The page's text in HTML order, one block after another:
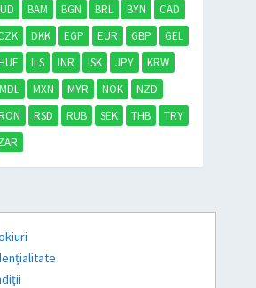
BAM BGN BRL BYN
CAD
DKK EGP EUR GBP
GEL
ILS INR ISK JPY
KRW
MDL MXN MYR NOK
NZD
RSD RUB SEK THB
TRY